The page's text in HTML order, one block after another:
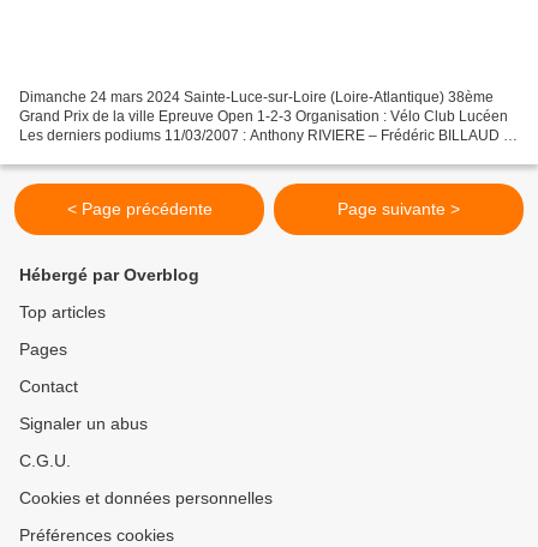
Dimanche 24 mars 2024 Sainte-Luce-sur-Loire (Loire-Atlantique) 38ème
Grand Prix de la ville Epreuve Open 1-2-3 Organisation : Vélo Club Lucéen
Les derniers podiums 11/03/2007 : Anthony RIVIERE – Frédéric BILLAUD –
< Page précédente Page suivante >
Hébergé par Overblog
Top articles
Pages
Contact
Signaler un abus
C.G.U.
Cookies et données personnelles
Préférences cookies